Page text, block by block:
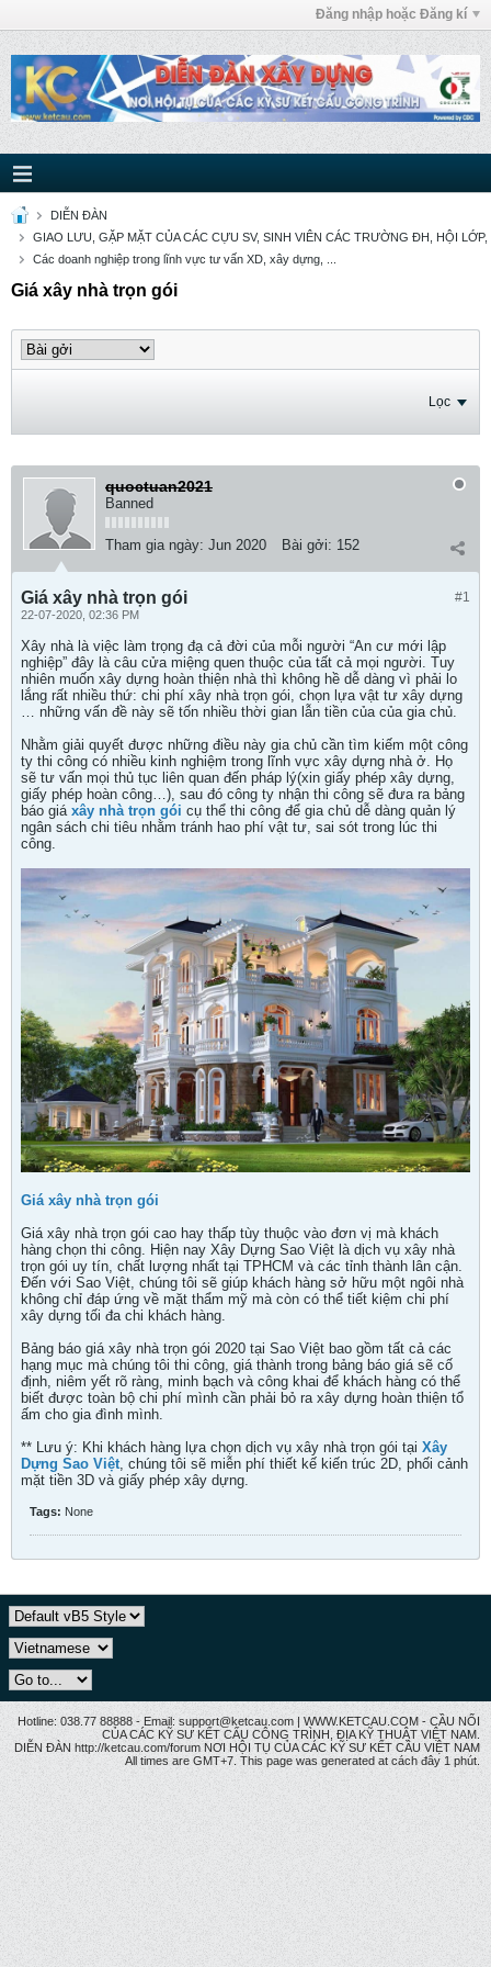
Đăng nhập hoặc Đăng kí
DIỄN ĐÀN
GIAO LƯU, GẶP MẶT CỦA CÁC CỰU SV, SINH VIÊN CÁC TRƯỜNG ĐH, HỘI LỚP,
Các doanh nghiệp trong lĩnh vực tư vấn XD, xây dựng, ...
Giá xây nhà trọn gói
Lọc
quoctuan2021
Banned
Tham gia ngày: Jun 2020 Bài gởi: 152
#1
Giá xây nhà trọn gói
22-07-2020, 02:36 PM
Xây nhà là việc làm trọng đạ cả đời của mỗi người “An cư mới lập
nghiệp” đây là câu cửa miệng quen thuộc của tất cả mọi người. Tuy
nhiên muốn xây dựng hoàn thiện nhà thì không hề dễ dàng vì phải lo
lắng rất nhiều thứ: chi phí xây nhà trọn gói, chọn lựa vật tư xây dựng
… những vấn đề này sẽ tốn nhiều thời gian lẫn tiền của của gia chủ.
Nhằm giải quyết được những điều này gia chủ cần tìm kiếm một công
ty thi công có nhiều kinh nghiệm trong lĩnh vực xây dựng nhà ở. Họ
sẽ tư vấn mọi thủ tục liên quan đến pháp lý(xin giấy phép xây dựng,
giấy phép hoàn công…), sau đó công ty nhận thi công sẽ đưa ra bảng
báo giá xây nhà trọn gói cụ thể thi công để gia chủ dễ dàng quản lý
ngân sách chi tiêu nhằm tránh hao phí vật tư, sai sót trong lúc thi
công.
Giá xây nhà trọn gói
Giá xây nhà trọn gói cao hay thấp tùy thuộc vào đơn vị mà khách
hàng chọn thi công. Hiện nay Xây Dựng Sao Việt là dịch vụ xây nhà
trọn gói uy tín, chất lượng nhất tại TPHCM và các tỉnh thành lân cận.
Đến với Sao Việt, chúng tôi sẽ giúp khách hàng sở hữu một ngôi nhà
không chỉ đáp ứng về mặt thẩm mỹ mà còn có thể tiết kiệm chi phí
xây dựng tối đa chi khách hàng.
Bảng báo giá xây nhà trọn gói 2020 tại Sao Việt bao gồm tất cả các
hạng mục mà chúng tôi thi công, giá thành trong bảng báo giá sẽ cố
định, niêm yết rõ ràng, minh bạch và công khai để khách hàng có thể
biết được toàn bộ chi phí mình cần phải bỏ ra xây dựng hoàn thiện tổ
ấm cho gia đình mình.
** Lưu ý: Khi khách hàng lựa chọn dịch vụ xây nhà trọn gói tại Xây
Dựng Sao Việt , chúng tôi sẽ miễn phí thiết kế kiến trúc 2D, phối cảnh
mặt tiền 3D và giấy phép xây dựng.
Tags: None
Hotline: 038.77 88888 - Email: support@ketcau.com | WWW.KETCAU.COM - CẦU NỐI
CỦA CÁC KỸ SƯ KẾT CẤU CÔNG TRÌNH, ĐỊA KỸ THUẬT VIỆT NAM.
DIỄN ĐÀN http://ketcau.com/forum NƠI HỘI TỤ CỦA CÁC KỸ SƯ KẾT CÂU VIỆT NAM
All times are GMT+7. This page was generated at cách đây 1 phút.